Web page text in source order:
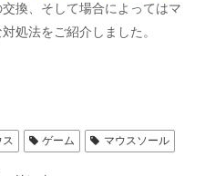
換、そして場合によってはマ
処法をご紹介しました。
ゲーム マウスソール